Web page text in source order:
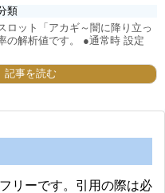
類
ロット「アカギ～闇に降り立っ
の解析値です。 ●通常時 設定
記事を読む
リーです。引用の際は必